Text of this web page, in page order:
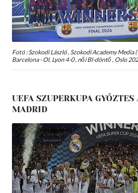
Fotó : Szokodi László , Szokodi Academy Media (
Barcelona - Ol. Lyon 4-0 , női Bl-döntő , Oslo
UEFA SZUPERKUPA GYŐZTES
MADRID